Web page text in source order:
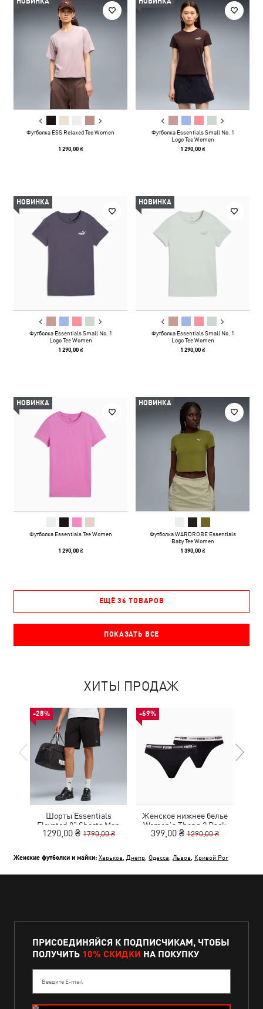
Футболка ESS Relaxed Tee Women
1 290,00 ₴
Футболка Essentials Small No. 1
Logo Tee Women
1 290,00 ₴
НОВИНКА
Футболка Essentials Small No. 1
Logo Tee Women
1 290,00 ₴
НОВИНКА
Футболка Essentials Small No. 1
Logo Tee Women
1 290,00 ₴
НОВИНКА
Футболка Essentials Tee Women
1 290,00 ₴
НОВИНКА
Футболка WARDROBE Essentials
Baby Tee Women
1 390,00 ₴
ЕЩЁ 36 ТОВАРОВ
ПОКАЗАТЬ ВСЕ
ХИТЫ ПРОДАЖ
-28%
Шорты Essentials
Elevated 9" Shorts Men
1290,00 ₴ 1790,00 ₴
-69%
Женское нижнее белье
Women's Thong 2 Pack
399,00 ₴ 1290,00 ₴
Женские футболки и майки: Харьков Днепр Одесса Львов Кривой Рог
ПРИСОЕДИНЯЙСЯ К ПОДПИСЧИКАМ, ЧТОБЫ
ПОЛУЧИТЬ 10% СКИДКИ НА ПОКУПКУ
Введите E-mail